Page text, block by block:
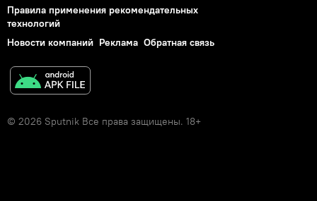
Правила применения рекомендательных
технологий
Новости компаний Реклама Обратная связь
© 2026 Sputnik Все права защищены. 18+